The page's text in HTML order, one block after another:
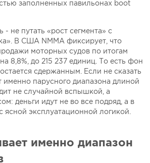
заполненных павильонах boot
- не путать «рост сегмента» с
В США NMMA фиксирует, что
моторных судов по итогам
8,8%, до 215 237 единиц. То есть фон
сдержанным. Если не сказать
именно парусного диапазона длиной
не случайной вспышкой, а
деньги идут не во все подряд, а в
ясной эксплуатационной логикой.
именно диапазон